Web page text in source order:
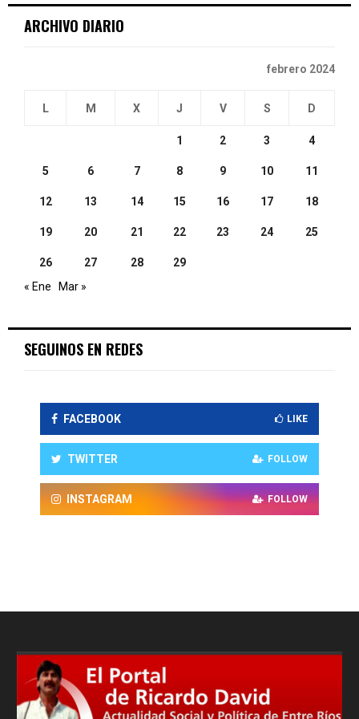
ARCHIVO DIARIO
febrero 2024
L M X J V S D
1 2 3 4
5 6 7 8 9 10 11
12 13 14 15 16 17 18
19 20 21 22 23 24 25
26 27 28
29
« Ene
Mar »
SEGUINOS EN REDES
FACEBOOK LIKE
TWITTER FOLLOW
INSTAGRAM FOLLOW